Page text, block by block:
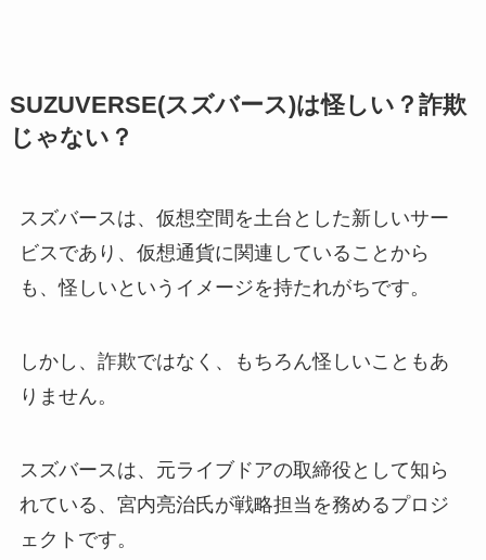
SUZUVERSE(スズバース)は怪しい？詐欺
じゃない？
スズバースは、仮想空間を土台とした新しいサー
ビスであり、仮想通貨に関連していることから
も、怪しいというイメージを持たれがちです。
しかし、詐欺ではなく、もちろん怪しいこともあ
りません。
スズバースは、元ライブドアの取締役として知ら
れている、宮内亮治氏が戦略担当を務めるプロジ
ェクトです。